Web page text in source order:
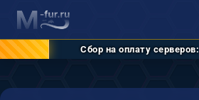
Сбор на оплату серверов: